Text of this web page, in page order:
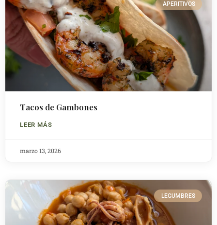
APERITIVOS
Tacos de Gambones
LEER MÁS
marzo 13, 2026
LEGUMBRES